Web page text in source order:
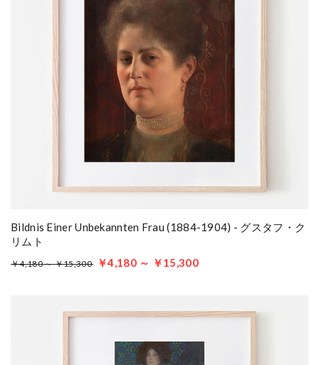
Bildnis Einer Unbekannten Frau (1884-1904) - グスタフ・ク
リムト
￥4,180 ～ ￥15,300 ￥4,180 ～ ￥15,300